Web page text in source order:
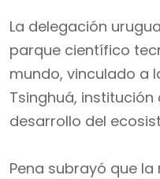
La delegación
parque científico
mundo, vinculado a
Tsinghuá, institución
desarrollo del
Pena subrayó que